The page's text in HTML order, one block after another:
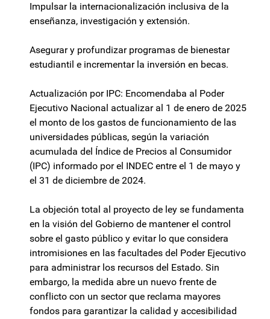
Impulsar la internacionalización inclusiva de la
enseñanza, investigación y extensión.
Asegurar y profundizar programas de bienestar
estudiantil e incrementar la inversión en becas.
Actualización por IPC: Encomendaba al Poder
Ejecutivo Nacional actualizar al 1 de enero de 2025
el monto de los gastos de funcionamiento de las
universidades públicas, según la variación
acumulada del Índice de Precios al Consumidor
(IPC) informado por el INDEC entre el 1 de mayo y
el 31 de diciembre de 2024.
La objeción total al proyecto de ley se fundamenta
en la visión del Gobierno de mantener el control
sobre el gasto público y evitar lo que considera
intromisiones en las facultades del Poder Ejecutivo
para administrar los recursos del Estado. Sin
embargo, la medida abre un nuevo frente de
conflicto con un sector que reclama mayores
fondos para garantizar la calidad y accesibilidad